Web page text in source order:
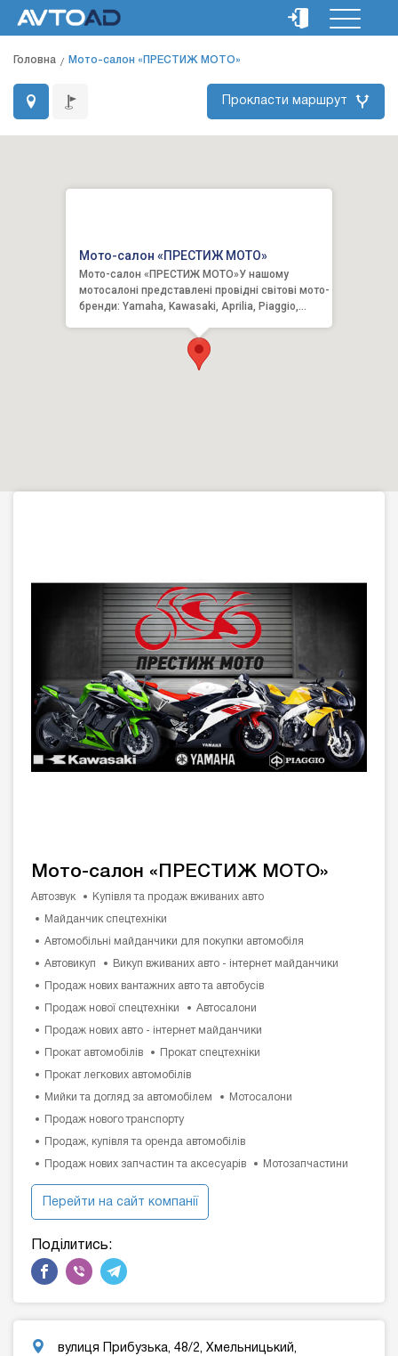
Головна Мото-салон «ПРЕСТИЖ МОТО»
Прокласти маршрут
Мото-салон «ПРЕСТИЖ МОТО»
Мото-салон «ПРЕСТИЖ МОТО»У нашому
мотосалоні представлені провідні світові мото-
бренди: Yamaha, Kawasaki, Aprilia, Piaggio,
Мото-салон «ПРЕСТИЖ МОТО»
Автозвук Купівля та продаж вживаних авто
Майданчик спецтехніки
Автомобільні майданчики для покупки автомобіля
Автовикуп Викуп вживаних авто - інтернет майданчики
Продаж нових вантажних авто та автобусів
Продаж нової спецтехніки Автосалони
Продаж нових авто - інтернет майданчики
Прокат автомобілів Прокат спецтехніки
Прокат легкових автомобілів
Мийки та догляд за автомобілем Мотосалони
Продаж нового транспорту
Продаж, купівля та оренда автомобілів
Продаж нових запчастин та аксесуарів Мотозапчастини
Перейти на сайт компанії
Поділитись:
вулиця Прибузька, 48/2, Хмельницький,